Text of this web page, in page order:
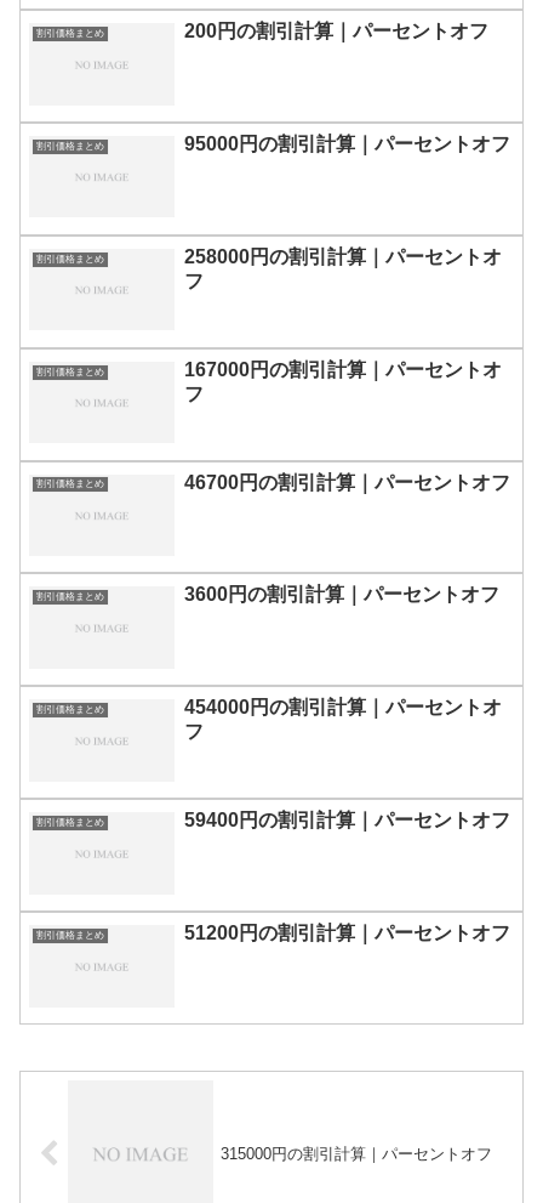
割引価格まとめ 200円の割引計算｜パーセントオフ
割引価格まとめ 95000円の割引計算｜パーセントオフ
割引価格まとめ
258000円の割引計算｜パーセントオ
フ
割引価格まとめ
167000円の割引計算｜パーセントオ
フ
割引価格まとめ 46700円の割引計算｜パーセントオフ
割引価格まとめ 3600円の割引計算｜パーセントオフ
割引価格まとめ
454000円の割引計算｜パーセントオ
フ
割引価格まとめ 59400円の割引計算｜パーセントオフ
割引価格まとめ 51200円の割引計算｜パーセントオフ
315000円の割引計算｜パーセントオフ